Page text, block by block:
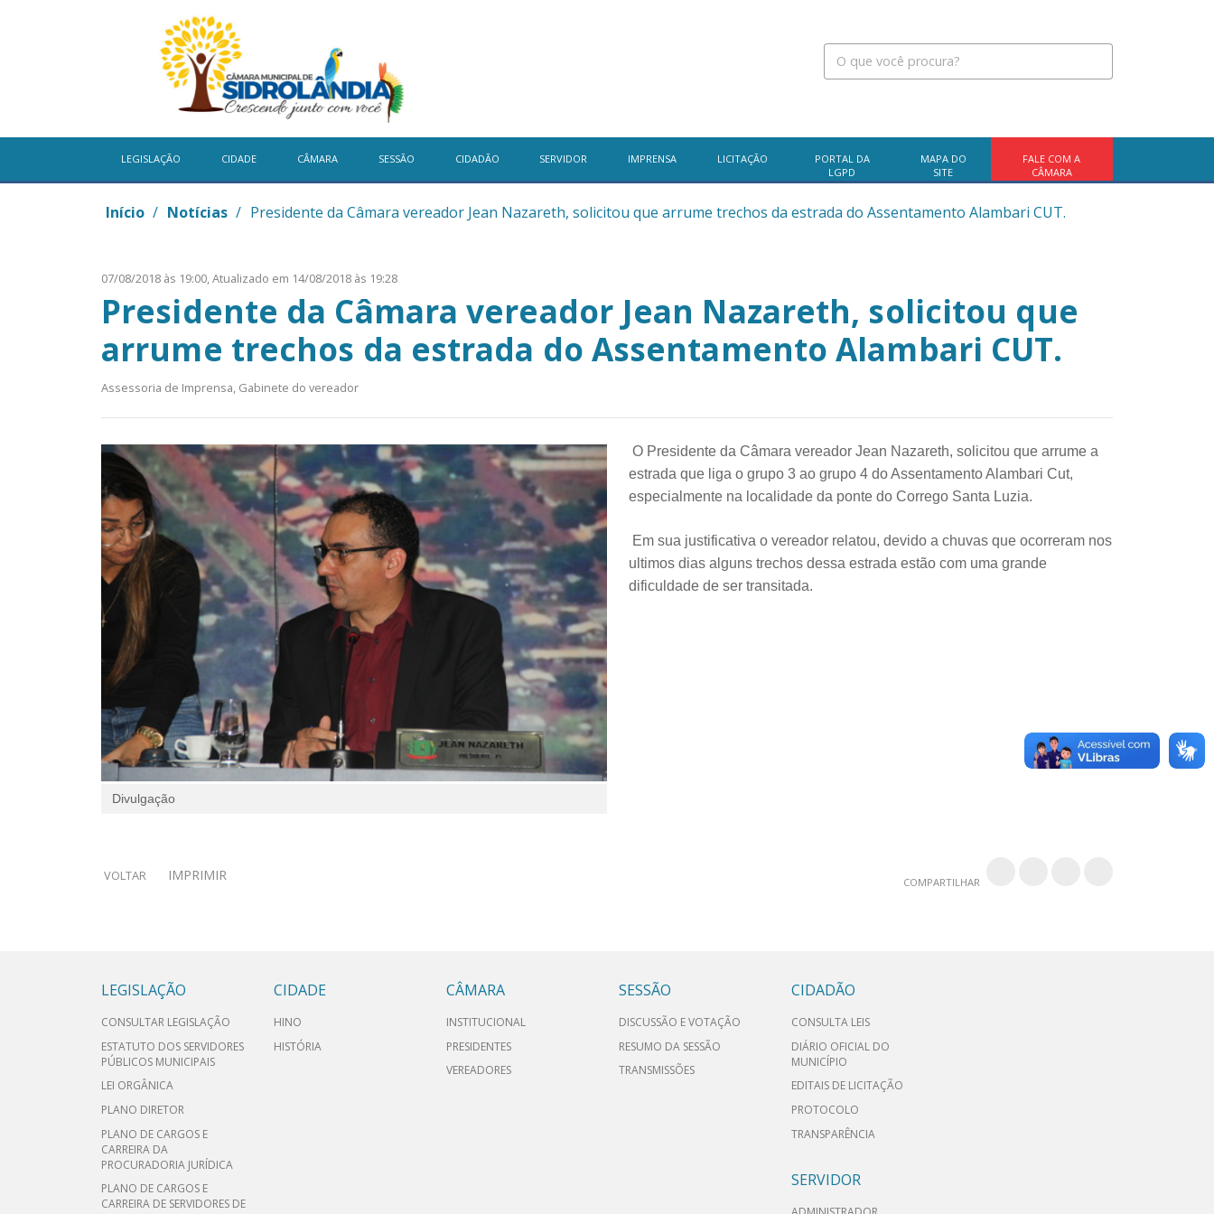
LEGISLAÇÃO CIDADE CÂMARA SESSÃO CIDADÃO SERVIDOR IMPRENSA LICITAÇÃO
PORTAL DA
LGPD
MAPA DO
SITE
FALE COM A
CÂMARA
Início / Notícias / Presidente da Câmara vereador Jean Nazareth, solicitou que arrume trechos da estrada do Assentamento Alambari CUT.
07/08/2018 às 19:00,Atualizado em 14/08/2018 às 19:28
Presidente da Câmara vereador Jean Nazareth, solicitou que
arrume trechos da estrada do Assentamento Alambari CUT.
Assessoria de Imprensa, Gabinete do vereador
Divulgação
O Presidente da Câmara vereador Jean Nazareth, solicitou que arrume a
estrada que liga o grupo 3 ao grupo 4 do Assentamento Alambari Cut,
especialmente na localidade da ponte do Corrego Santa Luzia.
Em sua justificativa o vereador relatou, devido a chuvas que ocorreram nos
ultimos dias alguns trechos dessa estrada estão com uma grande
dificuldade de ser transitada.
VOLTAR IMPRIMIR COMPARTILHAR
LEGISLAÇÃO
CONSULTAR LEGISLAÇÃO
ESTATUTO DOS SERVIDORES
PÚBLICOS MUNICIPAIS
LEI ORGÂNICA
PLANO DIRETOR
PLANO DE CARGOS E
CARREIRA DA
PROCURADORIA JURÍDICA
PLANO DE CARGOS E
CARREIRA DE SERVIDORES DE
CIDADE
HINO
HISTÓRIA
CÂMARA
INSTITUCIONAL
PRESIDENTES
VEREADORES
SESSÃO
DISCUSSÃO E VOTAÇÃO
RESUMO DA SESSÃO
TRANSMISSÕES
CIDADÃO
CONSULTA LEIS
DIÁRIO OFICIAL DO
MUNICÍPIO
EDITAIS DE LICITAÇÃO
PROTOCOLO
TRANSPARÊNCIA
SERVIDOR